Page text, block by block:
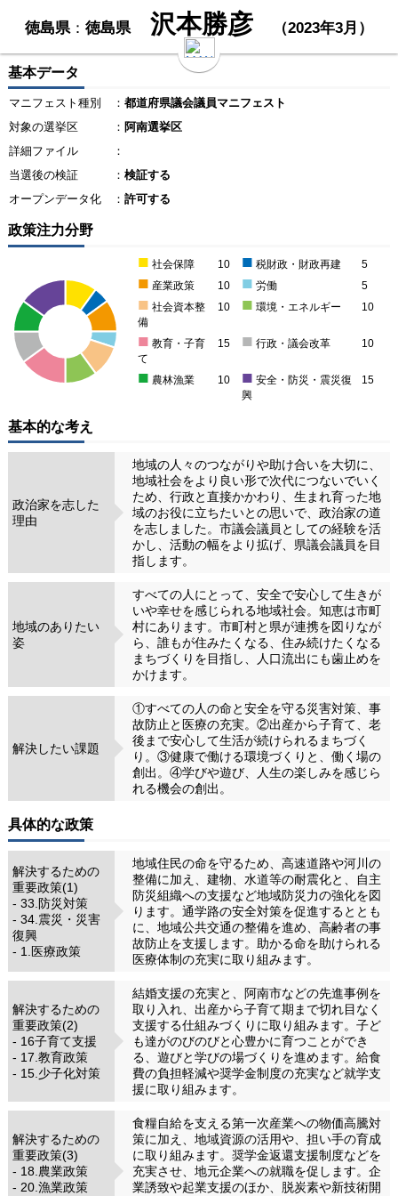
徳島県：徳島県 沢本勝彦 （2023年3月）
基本データ
マニフェスト種別 ： 都道府県議会議員マニフェスト
対象の選挙区
： 阿南選挙区
詳細ファイル
：
当選後の検証
： 検証する
オープンデータ化
： 許可する
政策注力分野
■ 社会保障 10 ■ 税財政・財政再建 5
■ 産業政策 10 ■ 労働 5
■ 社会資本整
備
10 ■ 環境・エネルギー 10
■ 教育・子育
て
15 ■ 行政・議会改革 10
■ 農林漁業 10 ■ 安全・防災・震災復
興
15
基本的な考え
政治家を志した
理由
地域の人々のつながりや助け合いを大切に、
地域社会をより良い形で次代につないでいく
ため、行政と直接かかわり、生まれ育った地
域のお役に立ちたいとの思いで、政治家の道
を志しました。市議会議員としての経験を活
かし、活動の幅をより拡げ、県議会議員を目
指します。
地域のありたい
姿
すべての人にとって、安全で安心して生きが
いや幸せを感じられる地域社会。知恵は市町
村にあります。市町村と県が連携を図りなが
ら、誰もが住みたくなる、住み続けたくなる
まちづくりを目指し、人口流出にも歯止めを
かけます。
解決したい課題
①すべての人の命と安全を守る災害対策、事
故防止と医療の充実。②出産から子育て、老
後まで安心して生活が続けられるまちづく
り。③健康で働ける環境づくりと、働く場の
創出。④学びや遊び、人生の楽しみを感じら
れる機会の創出。
具体的な政策
解決するための
重要政策(1)
- 33.防災対策
- 34.震災・災害
復興
- 1.医療政策
地域住民の命を守るため、高速道路や河川の
整備に加え、建物、水道等の耐震化と、自主
防災組織への支援など地域防災力の強化を図
ります。通学路の安全対策を促進するととも
に、地域公共交通の整備を進め、高齢者の事
故防止を支援します。助かる命を助けられる
医療体制の充実に取り組みます。
解決するための
重要政策(2)
- 16子育て支援
- 17.教育政策
- 15.少子化対策
結婚支援の充実と、阿南市などの先進事例を
取り入れ、出産から子育て期まで切れ目なく
支援する仕組みづくりに取り組みます。子ど
も達がのびのびと心豊かに育つことができ
る、遊びと学びの場づくりを進めます。給食
費の負担軽減や奨学金制度の充実など就学支
援に取り組みます。
解決するための
重要政策(3)
- 18.農業政策
- 20.漁業政策
食糧自給を支える第一次産業への物価高騰対
策に加え、地域資源の活用や、担い手の育成
に取り組みます。奨学金返還支援制度などを
充実させ、地元企業への就職を促します。企
業誘致や起業支援のほか、脱炭素や新技術開